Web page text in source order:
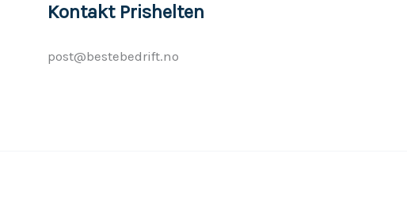
Kontakt Prishelten
post@bestebedrift.no